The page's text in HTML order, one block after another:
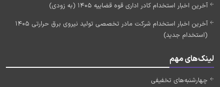
آخرین اخبار استخدام کادر اداری قوه قضاییه 1405 (به زودی)
آخرین اخبار استخدام شرکت مادر تخصصی تولید نیروی برق حرارتی 1405
(استخدام جدید)
لینک‌های مهم
چهارشنبه‌های تخفیفی